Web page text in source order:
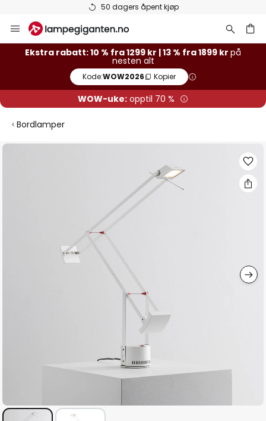
50 dagers åpent kjøp
Hopp
til
innhold
Ekstra rabatt: 10 % fra 1299 kr | 13 % fra 1899 kr på
nesten alt
Kode:WOW2026 Kopier
WOW-uke: opptil 70 %
Bordlamper
Gå